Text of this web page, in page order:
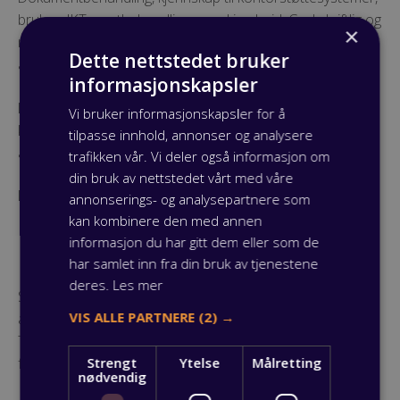
bruk av IKT, postbehandling og arkivarbeid. God skriftlig og
muntlig fremstillingsevne er viktige kvaliteter for utøvelse
av yrket.
Læretiden gjennomføres i sentraladministrasjonen til
kommunale og fylkeskommunale virksomheter, og
administrasjonen i videregående skoler.
Les mer:Derfor bør du jobbe i kommunen
Ernæringskokk
Som ernæringskokk jobber du på storkjøkken på store
arbeidsplasser, både innen det private og offentlige.
Typiske steder man kan jobbe er sykehus, i forsvaret, i
fengsel, sykehjem og lignende.
×
Dette nettstedet bruker
informasjonskapsler
Vi bruker informasjonskapsler for å
tilpasse innhold, annonser og analysere
trafikken vår. Vi deler også informasjon om
din bruk av nettstedet vårt med våre
annonserings- og analysepartnere som
kan kombinere den med annen
informasjon du har gitt dem eller som de
har samlet inn fra din bruk av tjenestene
deres. Les mer
VIS ALLE PARTNERE (2) →
Strengt
nødvendig
Ytelse Målretting